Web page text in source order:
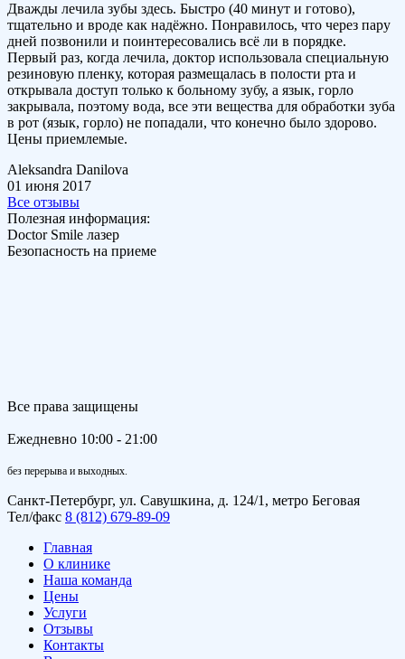
Дважды лечила зубы здесь. Быстро (40 минут и готово),
тщательно и вроде как надёжно. Понравилось, что через пару
дней позвонили и поинтересовались всё ли в порядке.
Первый раз, когда лечила, доктор использовала специальную
резиновую пленку, которая размещалась в полости рта и
открывала доступ только к больному зубу, а язык, горло
закрывала, поэтому вода, все эти вещества для обработки зуба
в рот (язык, горло) не попадали, что конечно было здорово.
Цены приемлемые.
Aleksandra Danilova
01 июня 2017
Все отзывы
Полезная информация:
Doctor Smile лазер
Безопасность на приеме
Все права защищены
Ежедневно 10:00 - 21:00
без перерыва и выходных.
Санкт-Петербург, ул. Савушкина, д. 124/1, метро Беговая
Тел/факс 8 (812) 679-89-09
Главная
О клинике
Наша команда
Цены
Услуги
Отзывы
Контакты